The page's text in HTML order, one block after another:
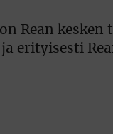
Rean kesken
erityisesti